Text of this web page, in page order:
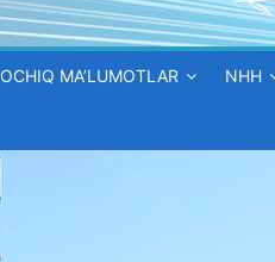
OCHIQ MA’LUMOTLAR NHH